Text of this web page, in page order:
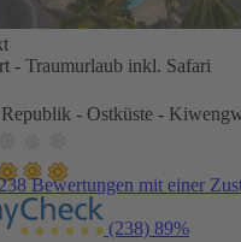
- Traumurlaub inkl. Safari
- Ostküste -
Bewertungen mit einer
(238) 89%